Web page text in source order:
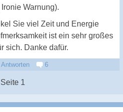
Warnung).
Sie viel Zeit und Energie
ist ein sehr großes
sich. Danke dafür.
Antworten 6
Seite 1